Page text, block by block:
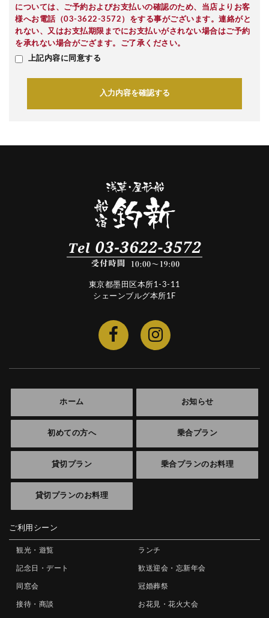
については、ご予約およびお支払いの確認のため、当店よりお客
様へお電話（03-3622-3572）をする事がございます。連絡がと
れない、又はお支払期限までにお支払いがされない場合はご予約
を承れない場合がござます。ご了承ください。
上記内容に同意する
入力内容を確認する
東京都墨田区本所1-3-11
シェーンブルグ本所1F
ホーム お知らせ
初めての方へ 乗合プラン
貸切プラン 乗合プランのお料理
貸切プランのお料理
ご利用シーン
観光・遊覧 ランチ
記念日・デート 歓送迎会・忘新年会
同窓会 冠婚葬祭
接待・商談 お花見・花火大会